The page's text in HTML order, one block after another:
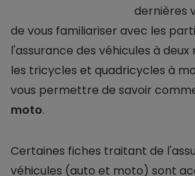
dernières
de vous familiariser avec les
l'assurance des véhicules à
les tricycles et quadricycles à
vous permettre de savoir
moto.
Certaines fiches traitant de
véhicules (auto et moto) sont